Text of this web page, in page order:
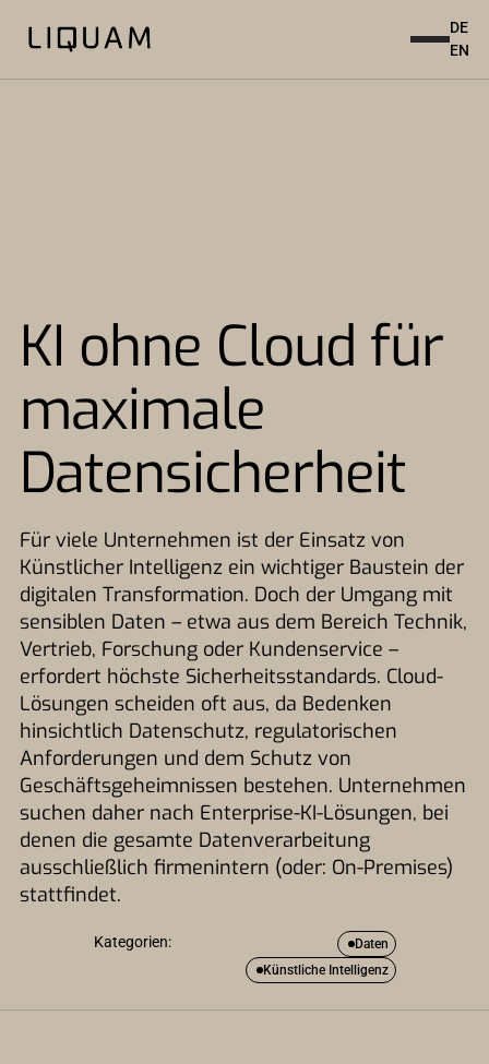
DE
EN
KI ohne Cloud für
maximale
Datensicherheit
Für viele Unternehmen ist der Einsatz von
Künstlicher Intelligenz ein wichtiger Baustein der
digitalen Transformation. Doch der Umgang mit
sensiblen Daten – etwa aus dem Bereich Technik,
Vertrieb, Forschung oder Kundenservice –
erfordert höchste Sicherheitsstandards. Cloud-
Lösungen scheiden oft aus, da Bedenken
hinsichtlich Datenschutz, regulatorischen
Anforderungen und dem Schutz von
Geschäftsgeheimnissen bestehen. Unternehmen
suchen daher nach Enterprise-KI-Lösungen, bei
denen die gesamte Datenverarbeitung
ausschließlich firmenintern (oder: On-Premises)
stattfindet.
Kategorien:
Daten
Künstliche Intelligenz